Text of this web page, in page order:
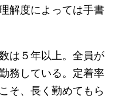
解度によっては手書
は５年以上。全員が
務している。定着率
そ、長く勤めてもら